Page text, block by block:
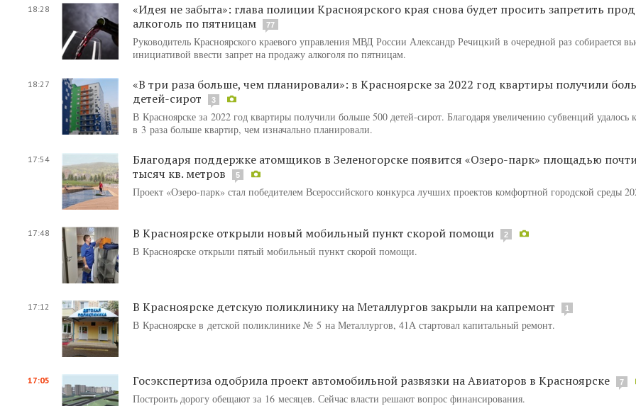
18:28
«Идея не забыта»: глава полиции Красноярского края снова будет просить запретить
алкоголь по пятницам
77
Руководитель Красноярского краевого управления МВД России Александр Речицкий в очередной раз собирается
инициативой ввести запрет на продажу алкоголя по пятницам.
18:27
«В три раза больше, чем планировали»: в Красноярске за 2022 год квартиры получили
детей-сирот
3
В Красноярске за 2022 год квартиры получили больше 500 детей-сирот. Благодаря увеличению субвенций удалось
в 3 раза больше квартир, чем изначально планировали.
17:54
Благодаря поддержке атомщиков в Зеленогорске появится «Озеро-парк» площадью
тысяч кв. метров
5
Проект «Озеро-парк» стал победителем Всероссийского конкурса лучших проектов комфортной городской среды
17:48 В Красноярске открыли новый мобильный пункт скорой помощи 2
В Красноярске открыли пятый мобильный пункт скорой помощи.
17:12 В Красноярске детскую поликлинику на Металлургов закрыли на капремонт 1
В Красноярске в детской поликлинике № 5 на Металлургов, 41А стартовал капитальный ремонт.
17:05 Госэкспертиза одобрила проект автомобильной развязки на Авиаторов в Красноярске 7
Построить дорогу обещают за 16 месяцев. Сейчас власти решают вопрос финансирования.